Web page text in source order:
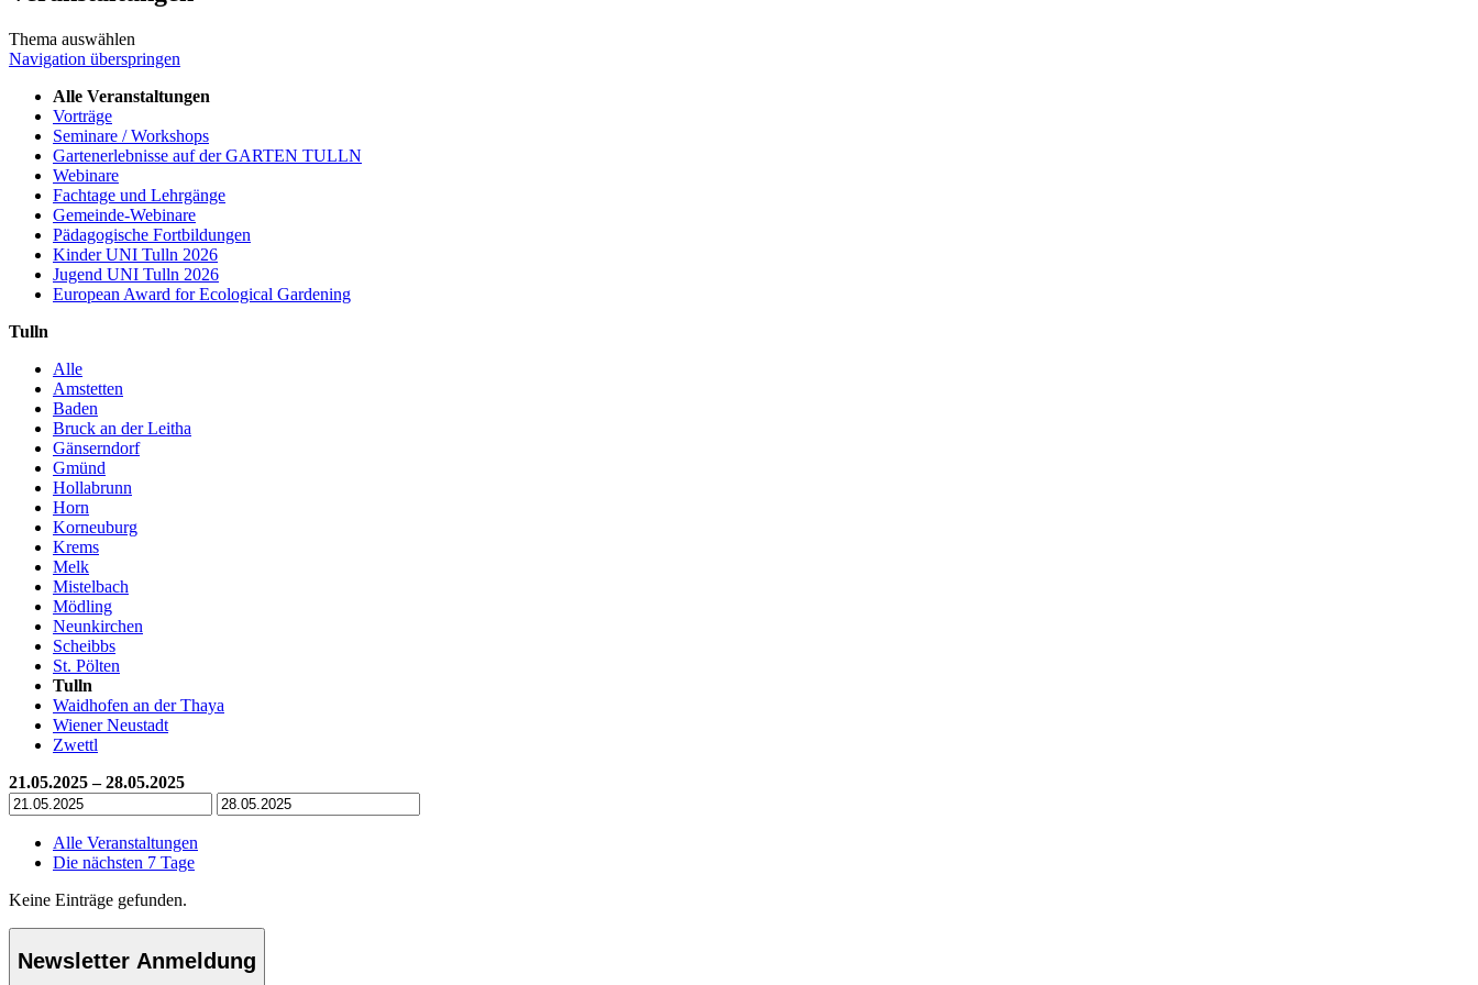
Thema auswählen
Navigation überspringen
Alle Veranstaltungen
Vorträge
Seminare / Workshops
Gartenerlebnisse auf der GARTEN TULLN
Webinare
Fachtage und Lehrgänge
Gemeinde-Webinare
Pädagogische Fortbildungen
Kinder UNI Tulln 2026
Jugend UNI Tulln 2026
European Award for Ecological Gardening
Tulln
Alle
Amstetten
Baden
Bruck an der Leitha
Gänserndorf
Gmünd
Hollabrunn
Horn
Korneuburg
Krems
Melk
Mistelbach
Mödling
Neunkirchen
Scheibbs
St. Pölten
Tulln
Waidhofen an der Thaya
Wiener Neustadt
Zwettl
21.05.2025 – 28.05.2025
Alle Veranstaltungen
Die nächsten 7 Tage
Keine Einträge gefunden.
Newsletter Anmeldung